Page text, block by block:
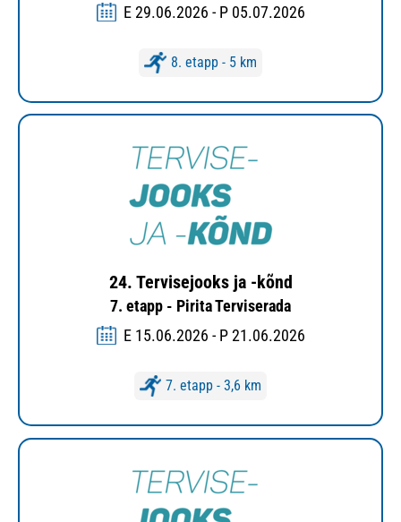
E 29.06.2026 - P 05.07.2026
8. etapp - 5 km
24. Tervisejooks ja -kõnd
7. etapp - Pirita Terviserada
E 15.06.2026 - P 21.06.2026
7. etapp - 3,6 km